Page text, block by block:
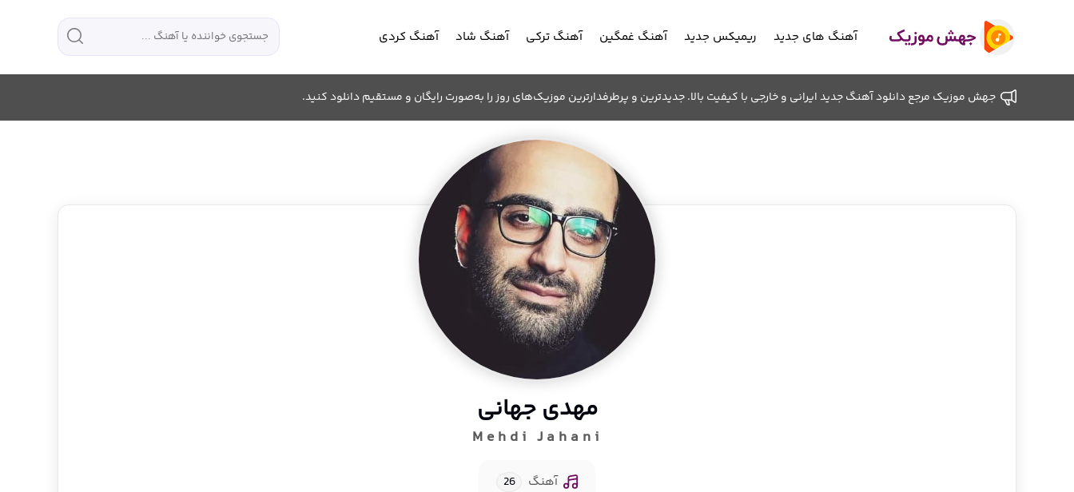
آهنگ های جدید ریمیکس جدید آهنگ غمگین آهنگ ترکی آهنگ شاد آهنگ کردی
جهش موزیک مرجع دانلود آهنگ جدید ایرانی و خارجی با کیفیت بالا. جدیدترین و پرطرفدارترین موزیک‌های روز را به‌صورت رایگان و مستقیم دانلود کنید.
مهدی جهانی
Mehdi Jahani
آهنگ 26